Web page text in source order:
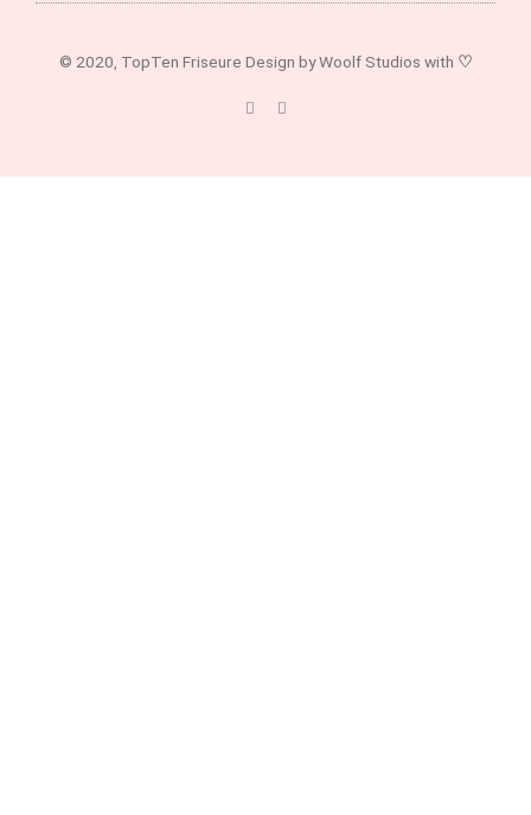
© 2020, TopTen Friseure Design by Woolf Studios with ♡
F
a
I
n